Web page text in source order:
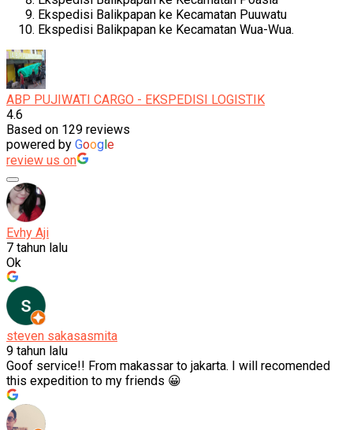
Ekspedisi Balikpapan ke Kecamatan Puuwatu
Ekspedisi Balikpapan ke Kecamatan Wua-Wua.
ABP PUJIWATI CARGO - EKSPEDISI LOGISTIK
4.6
Based on 129 reviews
powered by Goog e
review us on
Evhy Aji
7 tahun lalu
Ok
steven sakasasmita
9 tahun lalu
Goof service!! From makassar to jakarta. I will recomended
this expedition to my friends 😀